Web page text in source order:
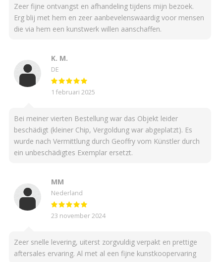
Zeer fijne ontvangst en afhandeling tijdens mijn bezoek.
Erg blij met hem en zeer aanbevelenswaardig voor mensen
die via hem een kunstwerk willen aanschaffen.
K. M.
DE
1 februari 2025
Bei meiner vierten Bestellung war das Objekt leider
beschädigt (kleiner Chip, Vergoldung war abgeplatzt). Es
wurde nach Vermittlung durch Geoffry vom Künstler durch
ein unbeschädigtes Exemplar ersetzt.
MM
Nederland
23 november 2024
Zeer snelle levering, uiterst zorgvuldig verpakt en prettige
aftersales ervaring. Al met al een fijne kunstkoopervaring